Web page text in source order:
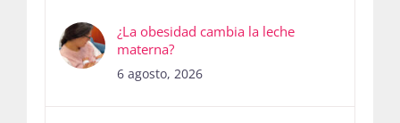
¿La obesidad cambia la leche
materna?
6 agosto, 2026